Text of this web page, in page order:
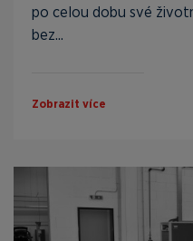
po celou dobu své
bez...
Zobrazit více